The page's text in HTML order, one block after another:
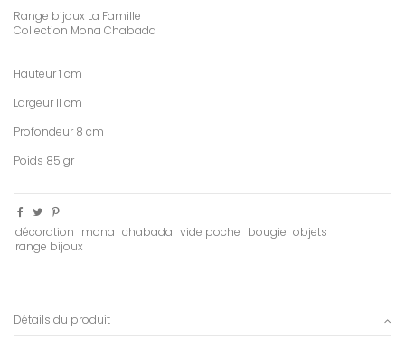
Range bijoux La Famille
Collection Mona Chabada
Hauteur 1 cm
Largeur 11 cm
Profondeur 8 cm
Poids 85 gr
décoration mona chabada vide poche bougie objets
range bijoux
Détails du produit